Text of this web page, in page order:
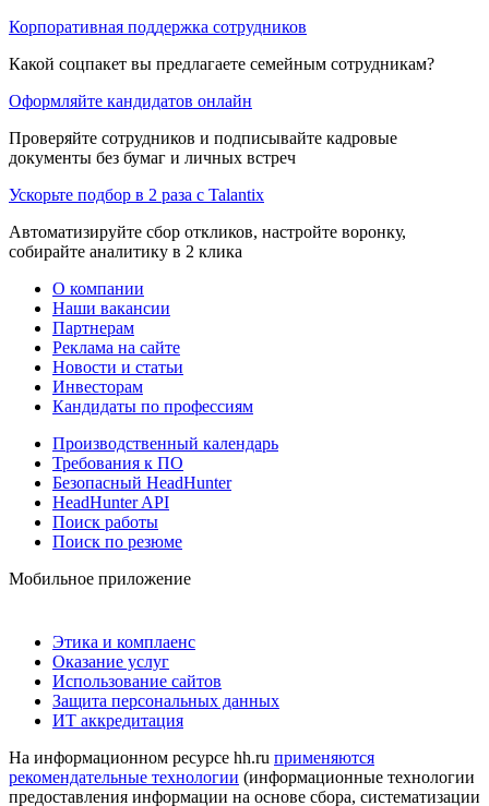
Корпоративная поддержка сотрудников
Какой соцпакет вы предлагаете семейным сотрудникам?
Оформляйте кандидатов онлайн
Проверяйте сотрудников и подписывайте кадровые
документы без бумаг и личных встреч
Ускорьте подбор в 2 раза с Talantix
Автоматизируйте сбор откликов, настройте воронку,
собирайте аналитику в 2 клика
О компании
Наши вакансии
Партнерам
Реклама на сайте
Новости и статьи
Инвесторам
Кандидаты по профессиям
Производственный календарь
Требования к ПО
Безопасный HeadHunter
HeadHunter API
Поиск работы
Поиск по резюме
Мобильное приложение
Этика и комплаенс
Оказание услуг
Использование сайтов
Защита персональных данных
ИТ аккредитация
На информационном ресурсе hh.ru применяются
рекомендательные технологии (информационные технологии
предоставления информации на основе сбора, систематизации